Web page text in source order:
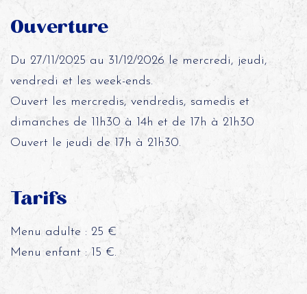
Ouverture
Du 27/11/2025 au 31/12/2026 le mercredi, jeudi,
vendredi et les week-ends.
Ouvert les mercredis, vendredis, samedis et
dimanches de 11h30 à 14h et de 17h à 21h30
Ouvert le jeudi de 17h à 21h30.
Tarifs
Menu adulte : 25 €
Menu enfant : 15 €.